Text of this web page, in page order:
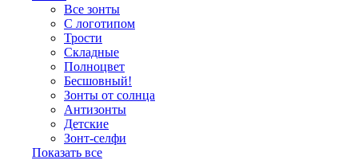
Все зонты
С логотипом
Трости
Складные
Полноцвет
Бесшовный!
Зонты от солнца
Антизонты
Детские
Зонт-селфи
Показать все